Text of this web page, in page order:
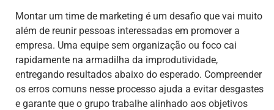
Montar um time de marketing é um desafio que vai muito
além de reunir pessoas interessadas em promover a
empresa. Uma equipe sem organização ou foco cai
rapidamente na armadilha da improdutividade,
entregando resultados abaixo do esperado. Compreender
os erros comuns nesse processo ajuda a evitar desgastes
e garante que o grupo trabalhe alinhado aos objetivos